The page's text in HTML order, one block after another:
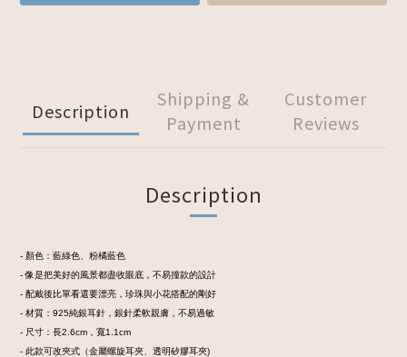
Description
Shipping &
Payment
Customer
Reviews
Description
- 顏色：藍綠色、粉橘藍色
- 像是把美好的風景都盡收眼底，不易撞款的設計
- 配戴後比單看還要漂亮，珍珠與小花搭配的剛好
- 材質：925純銀耳針，銀針柔軟親膚，不易過敏
- 尺寸：長2.6cm，寬1.1cm
- 此款可改夾式（金屬螺旋耳夾、透明矽膠耳夾)